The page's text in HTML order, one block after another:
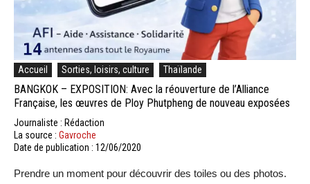
Accueil Sorties, loisirs, culture Thaïlande
BANGKOK – EXPOSITION: Avec la réouverture de l’Alliance
Française, les œuvres de Ploy Phutpheng de nouveau exposées
Journaliste : Rédaction
La source : Gavroche
Date de publication : 12/06/2020
Prendre un moment pour découvrir des toiles ou des photos.